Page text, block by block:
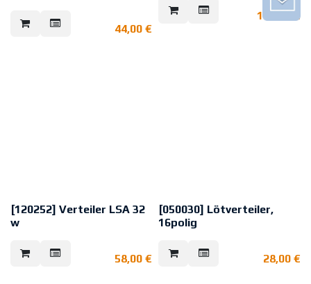
sabotageüberwachten
Kunststoffgehäuse zur
44,00 €
zeitsparender Anschlusstechnik
in Schneidklemmtechnik und114,00€
[120252] Verteiler LSA 32
w
zeitsparender Anschlusstechnik
in LSA und Deckelkontakt 58,00 €
[050030] Lötverteiler,
16polig
polig
Deckelkontakt: Schließer 28,00€